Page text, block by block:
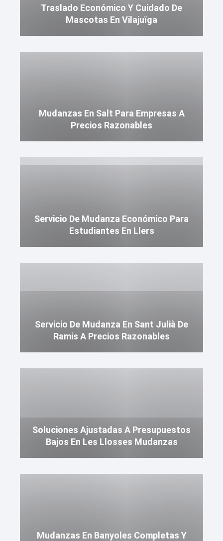
Traslado Económico Y Cuidado De
Mascotas En Vilajuïga
Mudanzas En Salt Para Empresas A
Precios Razonables
Servicio De Mudanza Económico Para
Estudiantes En Llers
Servicio De Mudanza En Sant Julià De
Ramis A Precios Razonables
Soluciones Ajustadas A Presupuestos
Bajos En Les Llosses Mudanzas
Mudanzas En Banyoles Completas Y